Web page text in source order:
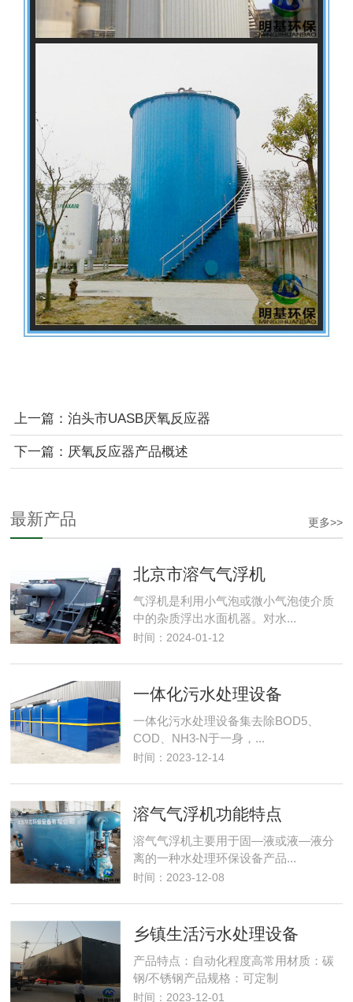
上一篇：泊头市UASB厌氧反应器
下一篇：厌氧反应器产品概述
更多>>
最新产品
北京市溶气气浮机
气浮机是利用小气泡或微小气泡使介质
中的杂质浮出水面机器。对水...
时间：2024-01-12
一体化污水处理设备
一体化污水处理设备集去除BOD5、
COD、NH3-N于一身，...
时间：2023-12-14
溶气气浮机功能特点
溶气气浮机主要用于固—液或液—液分
离的一种水处理环保设备产品...
时间：2023-12-08
乡镇生活污水处理设备
产品特点：自动化程度高常用材质：碳
钢/不锈钢产品规格：可定制
时间：2023-12-01